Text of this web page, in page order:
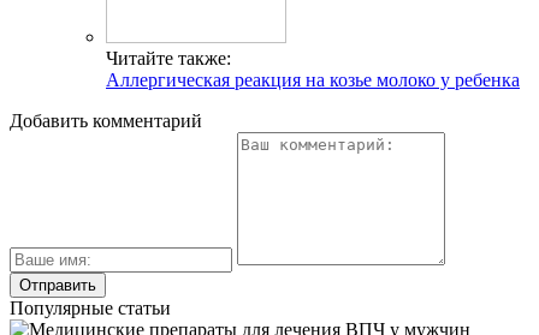
Читайте также:
Аллергическая реакция на козье молоко у ребенка
Добавить комментарий
Популярные статьи